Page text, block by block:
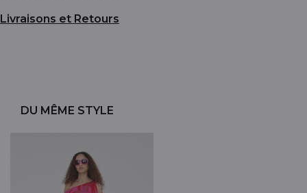
Livraisons et Retours
DU MÊME STYLE